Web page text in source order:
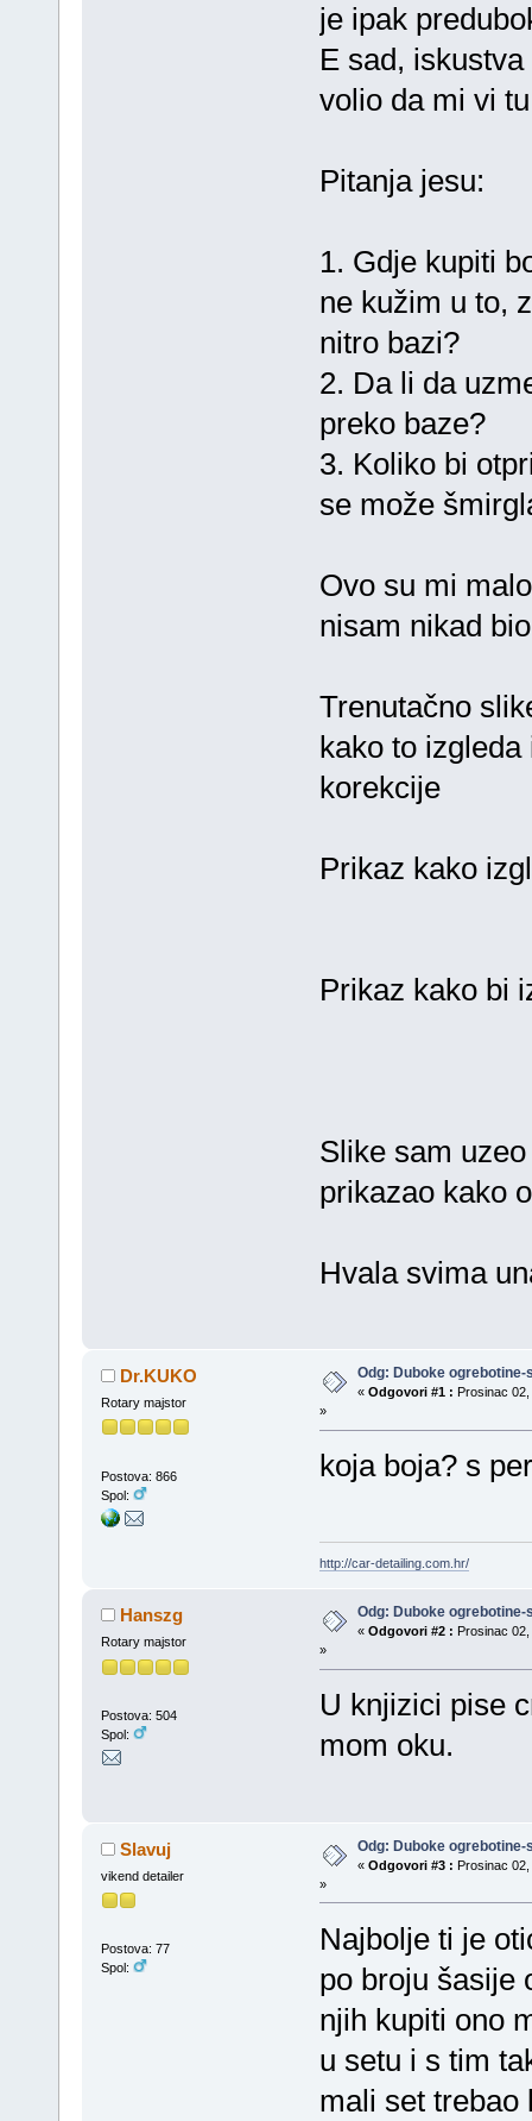
je ipak
E sad,
volio da mi vi
Pitanja jesu:
1. Gdje kupiti
ne kužim u to,
nitro bazi?
2. Da li da
preko baze?
3. Koliko bi
se može
Ovo su mi
nisam nikad
Trenutačno
kako to
korekcije
Prikaz kako
Prikaz kako bi
Slike sam
prikazao kako
Hvala svima
Dr.KUKO
Rotary majstor
Postova: 866
Spol:
Odg: Duboke ogrebotine-
« Odgovori #1 : Prosinac 02,
»
koja boja? s
http://car-detailing.com.hr/
Hanszg
Rotary majstor
Postova: 504
Spol:
Odg: Duboke ogrebotine-
« Odgovori #2 : Prosinac
»
U knjizici pise
mom oku.
Slavuj
vikend detailer
Postova: 77
Spol:
Odg: Duboke ogrebotine-
« Odgovori #3 : Prosinac 02,
»
Najbolje ti je
po broju šasije
njih kupiti ono
u setu i s tim
mali set trebao